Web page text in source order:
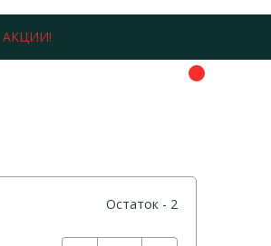
АКЦИИ!
Остаток - 2